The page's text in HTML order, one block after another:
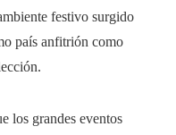
festivo surgido
país anfitrión como
los grandes eventos